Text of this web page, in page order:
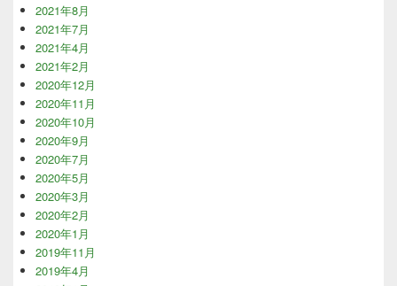
2021年8月
2021年7月
2021年4月
2021年2月
2020年12月
2020年11月
2020年10月
2020年9月
2020年7月
2020年5月
2020年3月
2020年2月
2020年1月
2019年11月
2019年4月